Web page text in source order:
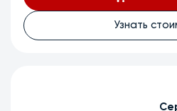
Узнать